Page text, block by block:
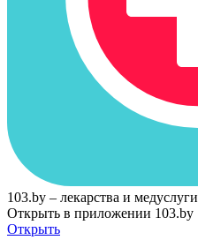
103.by – лекарства и медуслуги
Открыть в приложении 103.by
Открыть